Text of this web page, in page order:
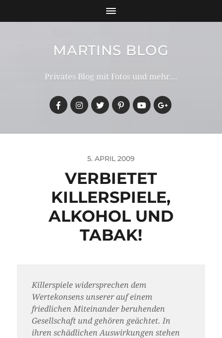
MARTINS BLOG
Privates Blog mit Fotos und mehr...
5. APRIL 2009
VERBIETET
KILLERSPIELE,
ALKOHOL UND
TABAK!
Killerspiele widersprechen dem
Wertekonsens unserer auf einem
friedlichen Miteinander beruhenden
Gesellschaft und gehören geächtet. In
ihren schädlichen Auswirkungen stehen